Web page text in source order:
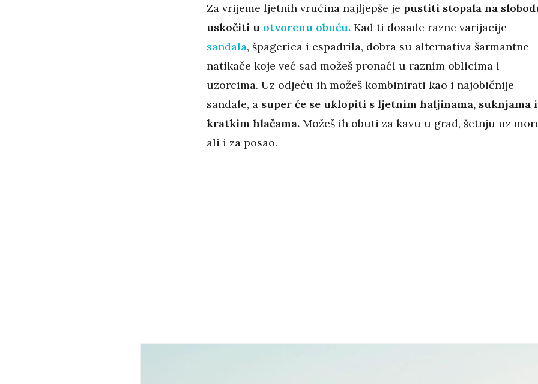
Za vrijeme ljetnih vrućina najljepše je pustiti stopala na
uskočiti u otvorenu obuću. Kad ti dosade razne varijacije
sandala, špagerica i espadrila, dobra su alternativa šarmantne
natikače koje već sad možeš pronaći u raznim oblicima i
uzorcima. Uz odjeću ih možeš kombinirati kao i najobičnije
sandale, a super će se uklopiti s ljetnim haljinama, suknjama i
kratkim hlačama. Možeš ih obuti za kavu u grad, šetnju uz
ali i za posao.